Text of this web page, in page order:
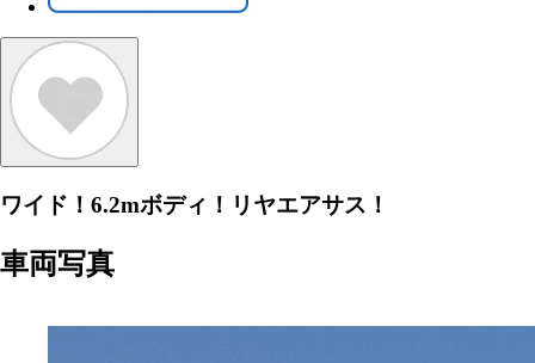
ワイド！6.2mボディ！リヤエアサス！
車両写真